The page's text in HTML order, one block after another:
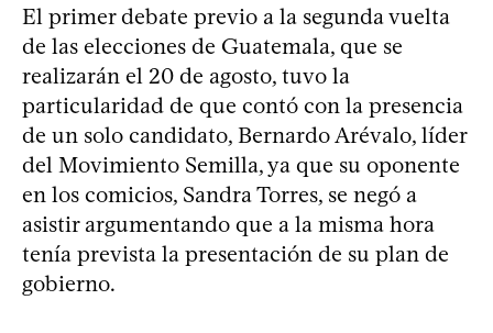
El primer debate previo a la segunda vuelta
de las elecciones de Guatemala, que se
realizarán el 20 de agosto, tuvo la
particularidad de que contó con la presencia
de un solo candidato, Bernardo Arévalo, líder
del Movimiento Semilla, ya que su oponente
en los comicios, Sandra Torres, se negó a
asistir argumentando que a la misma hora
tenía prevista la presentación de su plan de
gobierno.